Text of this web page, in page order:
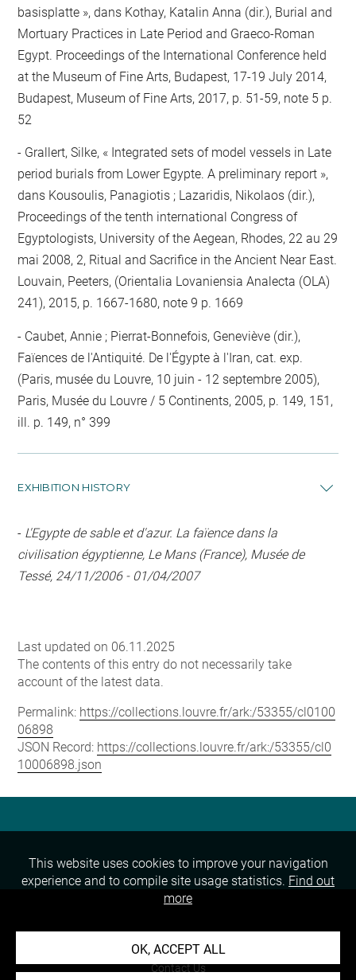
basisplatte », dans Kothay, Katalin Anna (dir.), Burial and
Mortuary Practices in Late Period and Graeco-Roman
Egypt. Proceedings of the International Conference held
at the Museum of Fine Arts, Budapest, 17-19 July 2014,
Budapest, Museum of Fine Arts, 2017, p. 51-59, note 5 p.
52
Grallert, Silke, « Integrated sets of model vessels in Late
period burials from Lower Egypte. A preliminary report »,
dans Kousoulis, Panagiotis ; Lazaridis, Nikolaos (dir.),
Proceedings of the tenth international Congress of
Egyptologists, University of the Aegean, Rhodes, 22 au 29
mai 2008, 2, Ritual and Sacrifice in the Ancient Near East.
Louvain, Peeters, (Orientalia Lovaniensia Analecta (OLA)
241), 2015, p. 1667-1680, note 9 p. 1669
Caubet, Annie ; Pierrat-Bonnefois, Geneviève (dir.),
Faïences de l'Antiquité. De l'Égypte à l'Iran, cat. exp.
(Paris, musée du Louvre, 10 juin - 12 septembre 2005),
Paris, Musée du Louvre / 5 Continents, 2005, p. 149, 151,
ill. p. 149, n° 399
EXHIBITION HISTORY
- L'Egypte de sable et d'azur. La faïence dans la
civilisation égyptienne, Le Mans (France), Musée de
Tessé, 24/11/2006 - 01/04/2007
Last updated on 06.11.2025
The contents of this entry do not necessarily take
account of the latest data.
Permalink: https://collections.louvre.fr/ark:/53355/cl0100
06898
JSON Record: https://collections.louvre.fr/ark:/53355/cl0
10006898.json
Contact Us
This website uses cookies to improve your navigation
experience and to compile site usage statistics. Find out
more
OK, ACCEPT ALL